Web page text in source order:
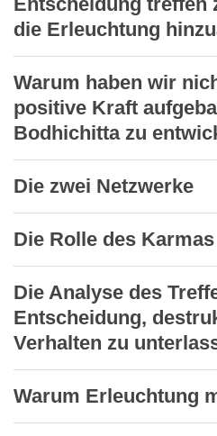
die Erleuchtung
Warum haben wir
positive Kraft
Bodhichitta zu
Die zwei Netzwerke
Die Rolle des Karmas
Die Analyse des
Entscheidung,
Verhalten zu
Warum Erleuchtung